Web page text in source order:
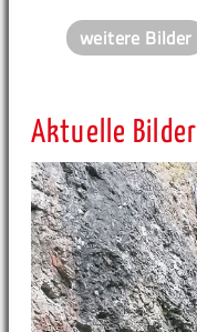
weitere Bilder
Aktuelle Bilder